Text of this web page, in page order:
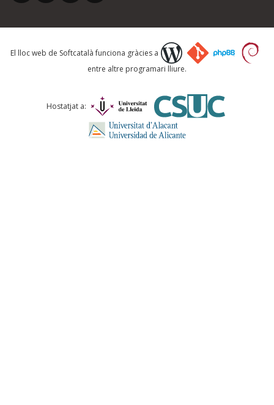
Què proposeu?
Comentari *
El lloc web de Softcatalà funciona gràcies a
entre altre programari lliure.
Hostatjat a: